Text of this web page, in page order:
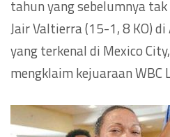
tahun yang sebelumnya
Jair Valtierra (15-1, 8 KO)
yang terkenal di Mexico
mengklaim kejuaraan WBC